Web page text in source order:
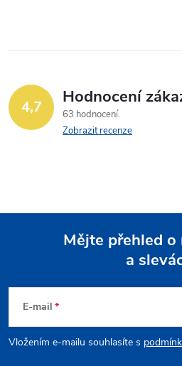
4,7 Hodnocení
63 hodnocení
Zobrazit recenze
p
Mějte přehled o
a
E-mail
Vložením e-mailu souhlasíte s